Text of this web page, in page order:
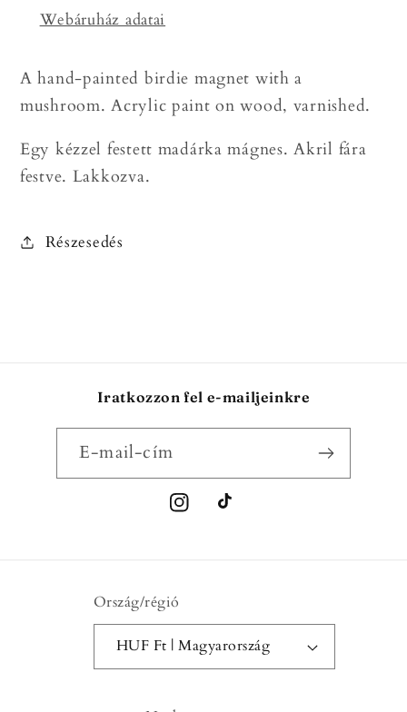
Webáruház adatai
A hand-painted birdie magnet with a
mushroom. Acrylic paint on wood, varnished.
Egy kézzel festett madárka mágnes. Akril fára
festve. Lakkozva.
Részesedés
Iratkozzon fel e-mailjeinkre
E-mail-cím
InstagramTikTok
Ország/régió
HUF Ft | Magyarország